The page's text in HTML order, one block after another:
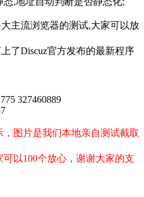
主流浏览器的测试,大家可以放
了Discuz官方发布的最新程序
327460889
图片是我们本地亲自测试截取
以100个放心，谢谢大家的支